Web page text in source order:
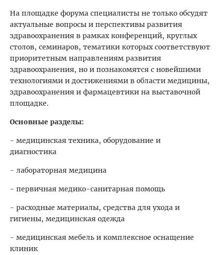
На площадке форума специалисты не только обсудят
актуальные вопросы и перспективы развития
здравоохранения в рамках конференций, круглых
столов, семинаров, тематики которых соответствуют
приоритетным направлениям развития
здравоохранения, но и познакомятся с новейшими
технологиями и достижениями в области медицины,
здравоохранения и фармацевтики на выставочной
площадке.
Основные разделы:
- медицинская техника, оборудование и
диагностика
- лабораторная медицина
- первичная медико-санитарная помощь
- расходные материалы, средства для ухода и
гигиены, медицинская одежда
- медицинская мебель и комплексное оснащение
клиник